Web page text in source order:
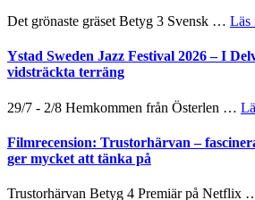
Fox
Dana
Scully
Det grönaste gräset Betyg 3 Svensk … Läs
Ystad Sweden Jazz Festival 2026 – I
vidsträckta terräng
29/7 - 2/8 Hemkommen från Österlen …
Filmrecension: Trustorhärvan –
ger mycket att tänka på
Trustorhärvan Betyg 4 Premiär på Netflix